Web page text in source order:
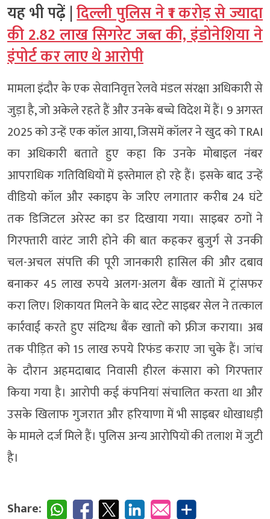
यह भी पढ़ें |दिल्ली पुलिस ने ₹1 करोड़ से ज्यादा
की 2.82 लाख सिगरेट जब्त की, इंडोनेशिया ने
इंपोर्ट कर लाए थे आरोपी
मामला इंदौर के एक सेवानिवृत्त रेलवे मंडल संरक्षा अधिकारी से
जुड़ा है, जो अकेले रहते हैं और उनके बच्चे विदेश में हैं। 9 अगस्त
2025 को उन्हें एक कॉल आया, जिसमें कॉलर ने खुद को TRAI
का अधिकारी बताते हुए कहा कि उनके मोबाइल नंबर
आपराधिक गतिविधियों में इस्तेमाल हो रहे हैं। इसके बाद उन्हें
वीडियो कॉल और स्काइप के जरिए लगातार करीब 24 घंटे
तक डिजिटल अरेस्ट का डर दिखाया गया। साइबर ठगों ने
गिरफ्तारी वारंट जारी होने की बात कहकर बुजुर्ग से उनकी
चल-अचल संपत्ति की पूरी जानकारी हासिल की और दबाव
बनाकर 45 लाख रुपये अलग-अलग बैंक खातों में ट्रांसफर
करा लिए। शिकायत मिलने के बाद स्टेट साइबर सेल ने तत्काल
कार्रवाई करते हुए संदिग्ध बैंक खातों को फ्रीज कराया। अब
तक पीड़ित को 15 लाख रुपये रिफंड कराए जा चुके हैं। जांच
के दौरान अहमदाबाद निवासी हीरल कंसारा को गिरफ्तार
किया गया है। आरोपी कई कंपनियां संचालित करता था और
उसके खिलाफ गुजरात और हरियाणा में भी साइबर धोखाधड़ी
के मामले दर्ज मिले हैं। पुलिस अन्य आरोपियों की तलाश में जुटी
है।
Share: